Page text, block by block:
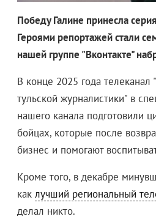
Победу Галине принесла
Героями репортажей стали
нашей группе "Вконтакте"
В конце 2025 года
тульской журналистики" в
нашего канала подготовили
бойцах, которые после
бизнес и помогают
Кроме того, в декабре
как лучший региональный
делал никто.